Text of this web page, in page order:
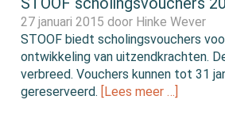
27 januari 2015 door Hinke Wever
STOOF biedt scholingsvouchers
ontwikkeling van uitzendkrachten.
verbreed. Vouchers kunnen tot 31
gereserveerd.
[Lees meer …]